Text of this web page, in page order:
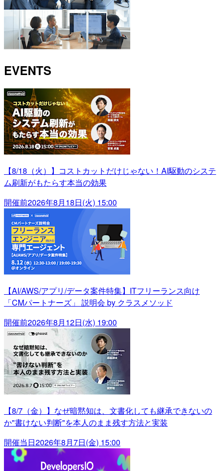
EVENTS
【8/18（火）】コストカットだけじゃない！AI駆動のシステ
ム刷新がもたらす本当の効果
開催前2026年8月18日(火) 15:00
【AI/AWS/アプリ/データ案件特集】ITフリーランス向け
「CMパートナーズ」 説明会 by クラスメソッド
開催前2026年8月12日(水) 19:00
【8/7（金）】なぜ暗黙知は、文書化しても継承できないの
か"書けない判断"を本人のまま残す方法と実装
開催当日2026年8月7日(金) 15:00